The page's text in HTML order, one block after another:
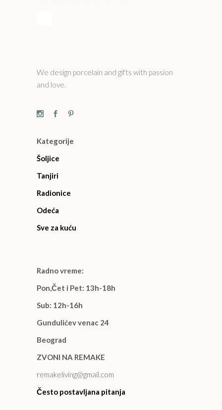
We design porcelain and gifts with passion
and love.
Kategorije
Šoljice
Tanjiri
Radionice
Odeća
Sve za kuću
Radno vreme:
Pon,Čet i Pet: 13h-18h
Sub: 12h-16h
Gundulićev venac 24
Beograd
ZVONI NA REMAKE
remakeliving@gmail.com
Često postavljana pitanja